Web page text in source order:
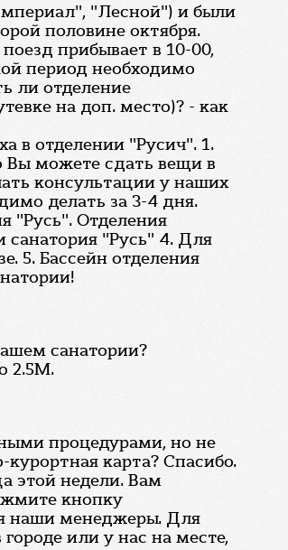
"Лесной") и были
половине октября.
прибывает в 10-00,
период необходимо
ли отделение
на доп. место)? - как
в отделении "Русич". 1.
Вы можете сдать вещи в
консультации у наших
делать за 3-4 дня.
"Русь". Отделения
санатория "Русь" 4. Для
5. Бассейн отделения
санатории?
2.5М.
процедурами, но не
карта? Спасибо.
этой недели. Вам
кнопку
наши менеджеры. Для
или у нас на месте,